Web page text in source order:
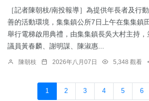
［記者陳朝枝/南投報導］為提供年長者及行
善的活動環境，集集鎮公所7日上午在集集鎮
舉行電梯啟用典禮，由集集鎮長吳大村主持
議員黃春麟、謝明謀、陳淑惠...
陳朝枝 2026年八月07日 5,348 觀看
1 2 3 4 5 6